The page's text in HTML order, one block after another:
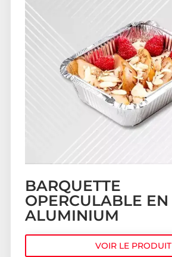
BARQUETTE
OPERCULABLE EN
ALUMINIUM
VOIR LE PRODUIT